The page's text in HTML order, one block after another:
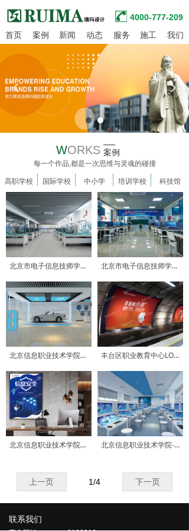
首页 案例 新闻 动态 服务 施工 我们
4000-777-209
北京市电子信息技师学校电子基地 北京市电子信息技师学校网安基地
北京信息职业技术学院汽车研发基地 丰台区职业教育中心LOGO设计
北京信息职业技术学院计算机与通信工程学院LOGO 北京信息职业技术学院-安全基地
上一页 下一页
1/4
넳 넲
WORKS 案例
每一个作品,都是一次思维与灵魂的碰撞
高职学校 国际学校 中小学 培训学校 科技馆
联系我们